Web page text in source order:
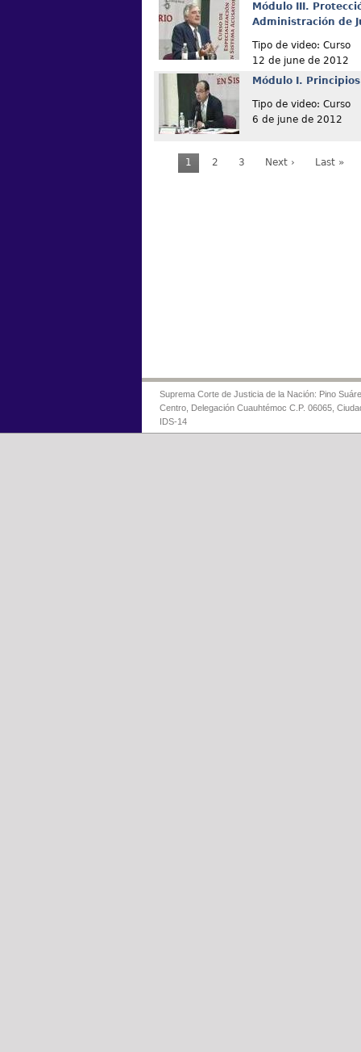
Módulo III.
Administración de
Tipo de video: Curso
12 de june de 2012
Módulo I.
Tipo de video: Curso
6 de june de 2012
1 2 3 Next › Last »
Suprema Corte de Justicia de la Nación: Pino
Centro, Delegación Cuauhtémoc C.P. 06065,
IDS-14